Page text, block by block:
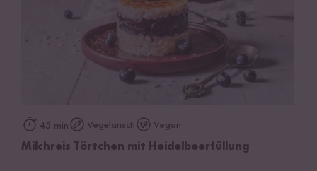
45 min Vegetarisch Vegan
Milchreis Törtchen mit Heidelbeerfüllung